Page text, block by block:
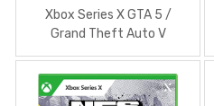
Xbox Series X GTA 5 /
Grand Theft Auto V